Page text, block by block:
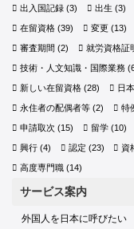
出入国記録 (3) 出生 (3)
在留資格 (39) 変更 (13)
審査期間 (2) 就労資格証
技術・人文知識・国際業務
新しい在留資格 (28) 日
永住者の配偶者等 (2) 特
申請取次 (15) 留学(10)
興行 (4) 認定 (23) 資
高度専門職 (14)
サービス案内
外国人を日本に呼びたい